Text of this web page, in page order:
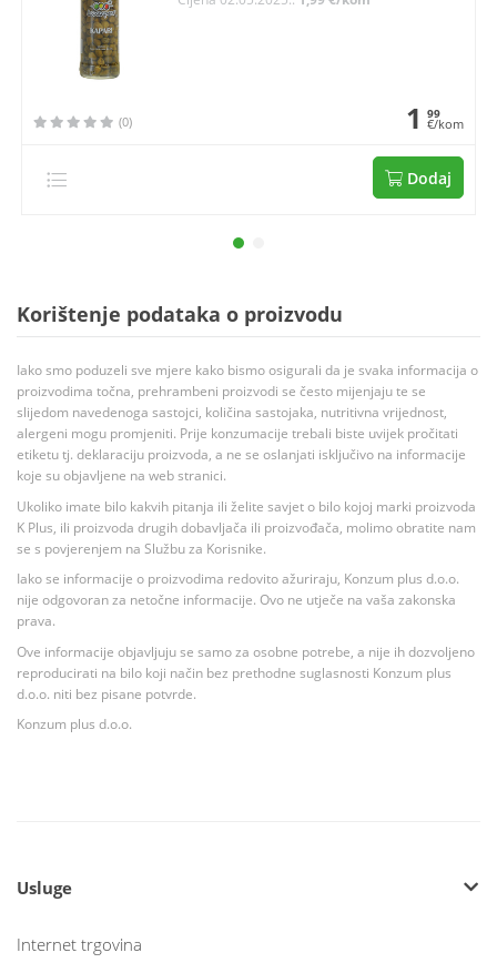
(0) 1 99
€/kom
Dodaj
Korištenje podataka o proizvodu
Iako smo poduzeli sve mjere kako bismo osigurali da je svaka informacija o
proizvodima točna, prehrambeni proizvodi se često mijenjaju te se
slijedom navedenoga sastojci, količina sastojaka, nutritivna vrijednost,
alergeni mogu promjeniti. Prije konzumacije trebali biste uvijek pročitati
etiketu tj. deklaraciju proizvoda, a ne se oslanjati isključivo na informacije
koje su objavljene na web stranici.
Ukoliko imate bilo kakvih pitanja ili želite savjet o bilo kojoj marki proizvoda
K Plus, ili proizvoda drugih dobavljača ili proizvođača, molimo obratite nam
se s povjerenjem na Službu za Korisnike.
Iako se informacije o proizvodima redovito ažuriraju, Konzum plus d.o.o.
nije odgovoran za netočne informacije. Ovo ne utječe na vaša zakonska
prava.
Ove informacije objavljuju se samo za osobne potrebe, a nije ih dozvoljeno
reproducirati na bilo koji način bez prethodne suglasnosti Konzum plus
d.o.o. niti bez pisane potvrde.
Konzum plus d.o.o.
Usluge
Internet trgovina